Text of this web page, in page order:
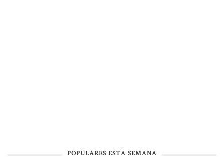
POPULARES ESTA SEMANA